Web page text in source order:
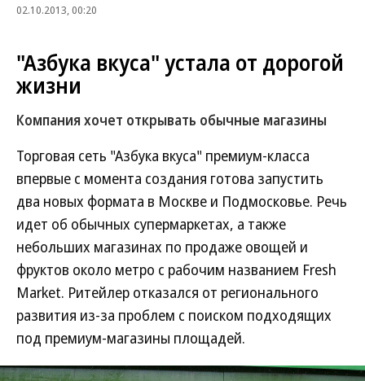
02.10.2013, 00:20
"Азбука вкуса" устала от дорогой
жизни
Компания хочет открывать обычные магазины
Торговая сеть "Азбука вкуса" премиум-класса
впервые с момента создания готова запустить
два новых формата в Москве и Подмосковье. Речь
идет об обычных супермаркетах, а также
небольших магазинах по продаже овощей и
фруктов около метро с рабочим названием Fresh
Market. Ритейлер отказался от регионального
развития из-за проблем с поиском подходящих
под премиум-магазины площадей.